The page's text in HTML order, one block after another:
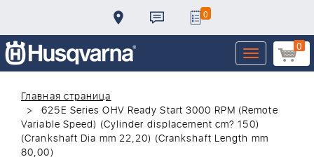
0
0
Toggle
navigation
Главная страница
625E Series OHV Ready Start 3000 RPM (Remote
Variable Speed) (Cylinder displacement cm? 150)
(Crankshaft Dia mm 22,20) (Crankshaft Length mm
80,00)